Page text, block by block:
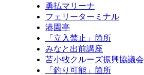
勇払マリーナ
フェリーターミナル
港園亭
「立入禁止」箇所
みなと出前講座
苫小牧クルーズ振興協議会
「釣り可能」箇所